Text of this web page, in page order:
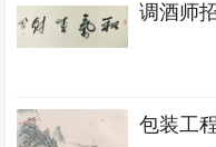
调酒师
包装工